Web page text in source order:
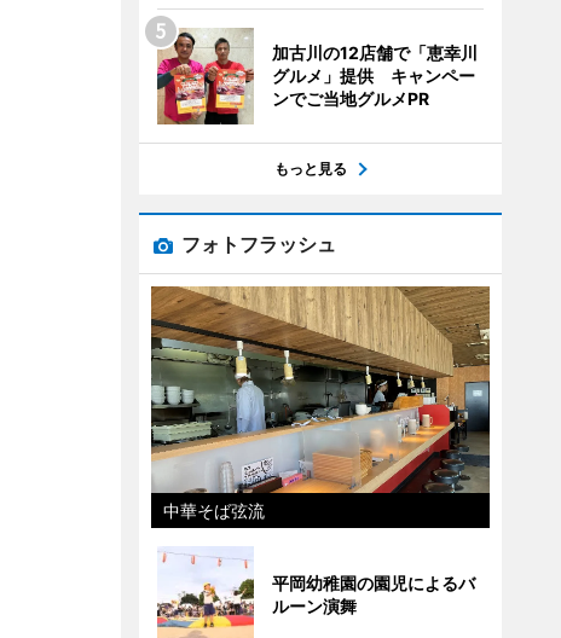
加古川の12店舗で「恵幸川
グルメ」提供 キャンペー
ンでご当地グルメPR
もっと見る
フォトフラッシュ
中華そば弦流
平岡幼稚園の園児によるバ
ルーン演舞